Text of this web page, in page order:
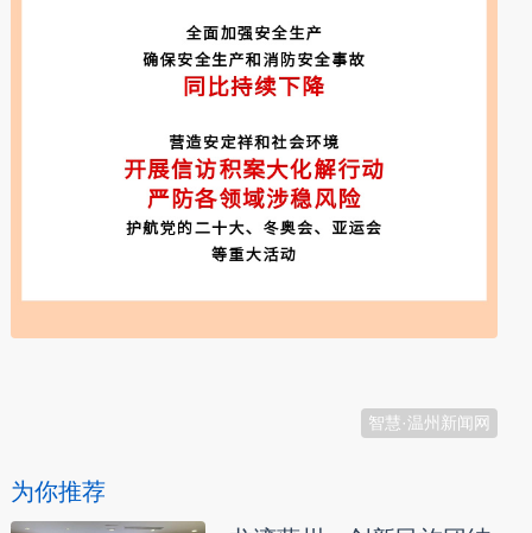
智慧·温州新闻网
为你推荐